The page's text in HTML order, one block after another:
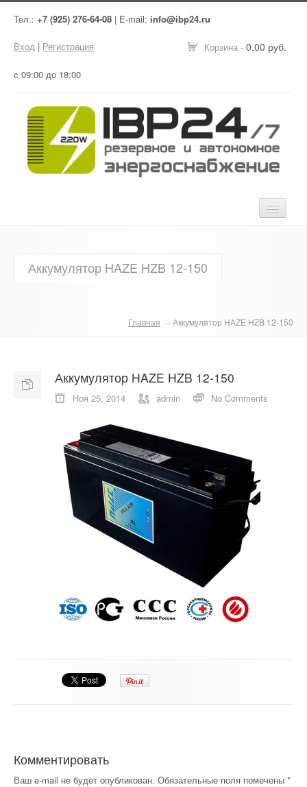
Тел.: +7 (925) 276-64-08 | E-mail: info@ibp24.ru
Корзина - 0.00 руб.
Вход | Регистрация
с 09:00 до 18:00
Оборудование
Контакты
Аккумулятор HAZE HZB 12-150
Главная → Аккумулятор HAZE HZB 12-150
Аккумулятор HAZE HZB 12-150
Ноя 25, 2014 admin No Comments
Комментировать
Ваш e-mail не будет опубликован. Обязательные поля помечены *